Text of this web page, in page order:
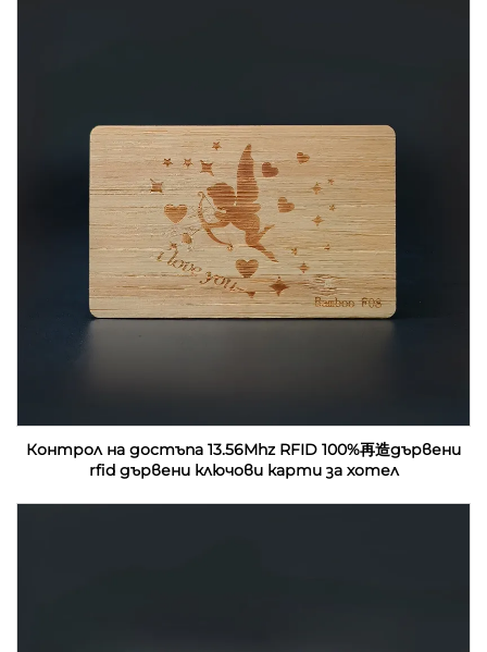
Контрол на достъпа 13.56Mhz RFID 100%再造дървени
rfid дървени ключови карти за хотел